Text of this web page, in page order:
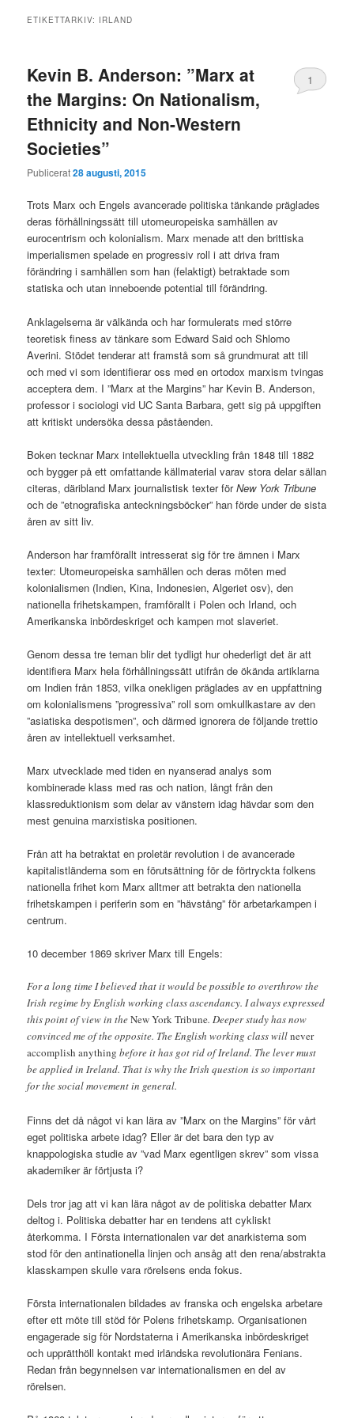
ETIKETTARKIV: IRLAND
Kevin B. Anderson: ”Marx at
the Margins: On Nationalism,
Ethnicity and Non-Western
Societies”
Publicerat28 augusti, 2015
1
Trots Marx och Engels avancerade politiska tänkande präglades
deras förhållningssätt till utomeuropeiska samhällen av
eurocentrism och kolonialism. Marx menade att den brittiska
imperialismen spelade en progressiv roll i att driva fram
förändring i samhällen som han (felaktigt) betraktade som
statiska och utan inneboende potential till förändring.
Anklagelserna är välkända och har formulerats med större
teoretisk finess av tänkare som Edward Said och Shlomo
Averini. Stödet tenderar att framstå som så grundmurat att till
och med vi som identifierar oss med en ortodox marxism tvingas
acceptera dem. I ”Marx at the Margins” har Kevin B. Anderson,
professor i sociologi vid UC Santa Barbara, gett sig på uppgiften
att kritiskt undersöka dessa påståenden.
Boken tecknar Marx intellektuella utveckling från 1848 till 1882
och bygger på ett omfattande källmaterial varav stora delar sällan
citeras, däribland Marx journalistisk texter förNew York Tribune
och de ”etnografiska anteckningsböcker” han förde under de sista
åren av sitt liv.
Anderson har framförallt intresserat sig för tre ämnen i Marx
texter: Utomeuropeiska samhällen och deras möten med
kolonialismen (Indien, Kina, Indonesien, Algeriet osv), den
nationella frihetskampen, framförallt i Polen och Irland, och
Amerikanska inbördeskriget och kampen mot slaveriet.
Genom dessa tre teman blir det tydligt hur ohederligt det är att
identifiera Marx hela förhållningssätt utifrån de ökända artiklarna
om Indien från 1853, vilka onekligen präglades av en uppfattning
om kolonialismens ”progressiva” roll som omkullkastare av den
”asiatiska despotismen”, och därmed ignorera de följande trettio
åren av intellektuell verksamhet.
Marx utvecklade med tiden en nyanserad analys som
kombinerade klass med ras och nation, långt från den
klassreduktionism som delar av vänstern idag hävdar som den
mest genuina marxistiska positionen.
Från att ha betraktat en proletär revolution i de avancerade
kapitalistländerna som en förutsättning för de förtryckta folkens
nationella frihet kom Marx alltmer att betrakta den nationella
frihetskampen i periferin som en ”hävstång” för arbetarkampen i
centrum.
10 december 1869 skriver Marx till Engels:
For a long time I believed that it would be possible to overthrow the
Irish regime by English working class ascendancy. I always expressed
this point of view in theNew York Tribune. Deeper study has now
convinced me of the opposite. The English working class willnever
accomplish anything before it has got rid of Ireland. The lever must
be applied in Ireland. That is why the Irish question is so important
for the social movement in general.
Finns det då något vi kan lära av ”Marx on the Margins” för vårt
eget politiska arbete idag? Eller är det bara den typ av
knappologiska studie av ”vad Marx egentligen skrev” som vissa
akademiker är förtjusta i?
Dels tror jag att vi kan lära något av de politiska debatter Marx
deltog i. Politiska debatter har en tendens att cykliskt
återkomma. I Första internationalen var det anarkisterna som
stod för den antinationella linjen och ansåg att den rena/abstrakta
klasskampen skulle vara rörelsens enda fokus.
Första internationalen bildades av franska och engelska arbetare
efter ett möte till stöd för Polens frihetskamp. Organisationen
engagerade sig för Nordstaterna i Amerikanska inbördeskriget
och upprätthöll kontakt med irländska revolutionära Fenians.
Redan från begynnelsen var internationalismen en del av
rörelsen.